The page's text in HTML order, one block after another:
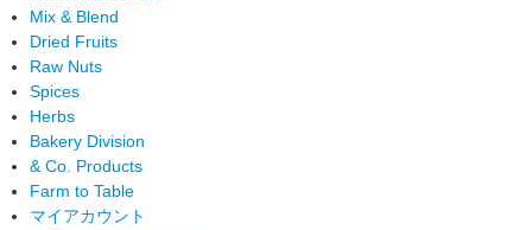
Mix & Blend
Dried Fruits
Raw Nuts
Spices
Herbs
Bakery Division
& Co. Products
Farm to Table
マイアカウント